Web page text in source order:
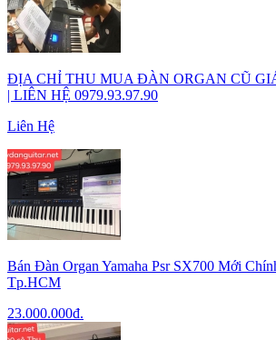
ĐỊA CHỈ THU MUA ĐÀN ORGAN CŨ
| LIÊN HỆ 0979.93.97.90
Liên Hệ
Bán Đàn Organ Yamaha Psr SX700 Mới
Tp.HCM
23.000.000đ.